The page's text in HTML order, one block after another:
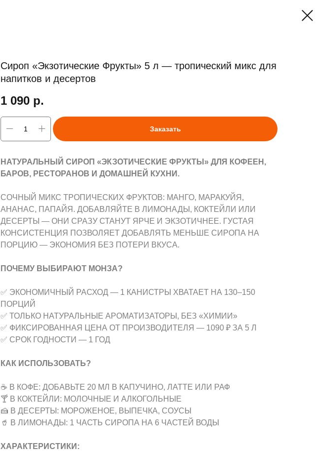
Сироп «Экзотические Фрукты» 5 л — тропический микс для
напитков и десертов
1 090 р.
Заказать
НАТУРАЛЬНЫЙ СИРОП «ЭКЗОТИЧЕСКИЕ ФРУКТЫ» ДЛЯ КОФЕЕН,
БАРОВ, РЕСТОРАНОВ И ДОМАШНЕЙ КУХНИ.
СОЧНЫЙ МИКС ТРОПИЧЕСКИХ ФРУКТОВ: МАНГО, МАРАКУЙЯ,
АНАНАС, ПАПАЙЯ. ДОБАВЛЯЙТЕ В ЛИМОНАДЫ, КОКТЕЙЛИ ИЛИ
ДЕСЕРТЫ — ОНИ СРАЗУ СТАНУТ ЯРЧЕ И ЭКЗОТИЧНЕЕ. ГУСТАЯ
КОНСИСТЕНЦИЯ ПОЗВОЛЯЕТ ДОБАВЛЯТЬ МЕНЬШЕ СИРОПА НА
ПОРЦИЮ — ЭКОНОМИЯ БЕЗ ПОТЕРИ ВКУСА.
ПОЧЕМУ ВЫБИРАЮТ МОНЗА?
✅ ЭКОНОМИЧНЫЙ РАСХОД — 1 КАНИСТРЫ ХВАТАЕТ НА 130–150
ПОРЦИЙ
✅ ТОЛЬКО НАТУРАЛЬНЫЕ АРОМАТИЗАТОРЫ, БЕЗ «ХИМИИ»
✅ ФИКСИРОВАННАЯ ЦЕНА ОТ ПРОИЗВОДИТЕЛЯ — 1090 ₽ ЗА 5 Л
✅ СРОК ГОДНОСТИ — 1 ГОД
КАК ИСПОЛЬЗОВАТЬ?
☕ В КОФЕ: ДОБАВЬТЕ 20 МЛ В КАПУЧИНО, ЛАТТЕ ИЛИ РАФ
🍸 В КОКТЕЙЛИ: МОЛОЧНЫЕ И АЛКОГОЛЬНЫЕ
🍰 В ДЕСЕРТЫ: МОРОЖЕНОЕ, ВЫПЕЧКА, СОУСЫ
🥤 В ЛИМОНАДЫ: 1 ЧАСТЬ СИРОПА НА 6 ЧАСТЕЙ ВОДЫ
ХАРАКТЕРИСТИКИ: